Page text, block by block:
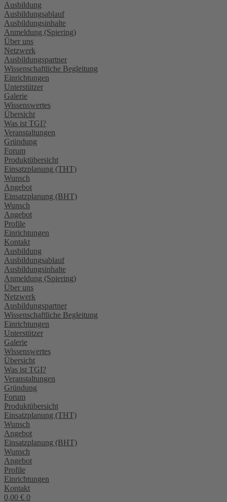
Ausbildung
Ausbildungsablauf
Ausbildungsinhalte
Anmeldung (Spiering)
Über uns
Netzwerk
Ausbildungspartner
Wissenschaftliche Begleitung
Einrichtungen
Unterstützer
Galerie
Wissenswertes
Übersicht
Was ist TGI?
Veranstaltungen
Gründung
Forum
Produktübersicht
Einsatzplanung (THT)
Wunsch
Angebot
Einsatzplanung (BHT)
Wunsch
Angebot
Profile
Einrichtungen
Kontakt
Ausbildung
Ausbildungsablauf
Ausbildungsinhalte
Anmeldung (Spiering)
Über uns
Netzwerk
Ausbildungspartner
Wissenschaftliche Begleitung
Einrichtungen
Unterstützer
Galerie
Wissenswertes
Übersicht
Was ist TGI?
Veranstaltungen
Gründung
Forum
Produktübersicht
Einsatzplanung (THT)
Wunsch
Angebot
Einsatzplanung (BHT)
Wunsch
Angebot
Profile
Einrichtungen
Kontakt
0,00 € 0